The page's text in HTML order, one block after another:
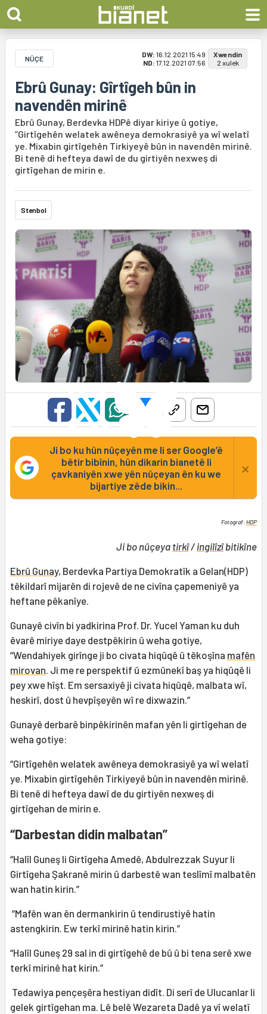
NÛÇE DW: 16.12.2021 15:49
ND: 17.12.2021 07:56
Xwendin
2 xulek
Ebrû Gunay: Gîrtîgeh bûn in
navendên mirinê
Ebrû Gunay, Berdevka HDPê diyar kiriye û gotiye,
“Girtîgehên welatek awêneya demokrasiyê ya wî welatî
ye. Mixabin girtîgehên Tirkiyeyê bûn in navendên mirinê.
Bi tenê di hefteya dawî de du girtiyên nexweş di
girtîgehan de mirin e.
Stenbol
Ji bo ku hûn nûçeyên me li ser Google’ê
bêtir bibînin, hûn dikarin bianetê li
çavkaniyên xwe yên nûçeyan ên ku we
bijartiye zêde bikin...
×
Fotograf:HDP
Ji bo nûçeya tirkî/ ingilîzîbitikîne
Ebrû Gunay, Berdevka Partiya Demokratîk a Gelan(HDP)
têkildarî mijarên di rojevê de ne civîna çapemeniyê ya
heftane pêkanîye.
Gunayê civîn bi yadkirina Prof. Dr. Yucel Yaman ku duh
êvarê miriye daye destpêkirin û weha gotiye,
“Wendahiyek girînge ji bo civata hiqûqê û têkoşîna mafên
mirovan. Ji me re perspektif û ezmûnekî baş ya hiqûqê li
pey xwe hîşt. Em sersaxiyê ji civata hiqûqê, malbata wî,
heskirî, dost û hevpîşeyên wî re dixwazin.”
Gunayê derbarê binpêkirinên mafan yên li girtîgehan de
weha gotiye:
“Girtîgehên welatek awêneya demokrasiyê ya wî welatî
ye. Mixabin girtîgehên Tirkiyeyê bûn in navendên mirinê.
Bi tenê di hefteya dawî de du girtiyên nexweş di
girtîgehan de mirin e.
“Darbestan didin malbatan”
“Halîl Guneş li Girtîgeha Amedê, Abdulrezzak Suyur li
Girtîgeha Şakranê mirin û darbestê wan teslîmî malbatên
wan hatin kirin.”
“Mafên wan ên dermankirin û tendirustiyê hatin
astengkirin. Ew terkî mirinê hatin kirin.”
“Halîl Guneş 29 sal in di girtîgehê de bû û bi tena serê xwe
terkî mirinê hat kirin.”
Tedawiya pençeşêra hestiyan didît. Di serî de Ulucanlar li
gelek girtîgehan ma. Lê belê Wezareta Dadê ya vî welatî